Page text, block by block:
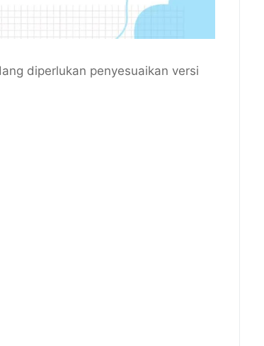
diperlukan penyesuaikan versi